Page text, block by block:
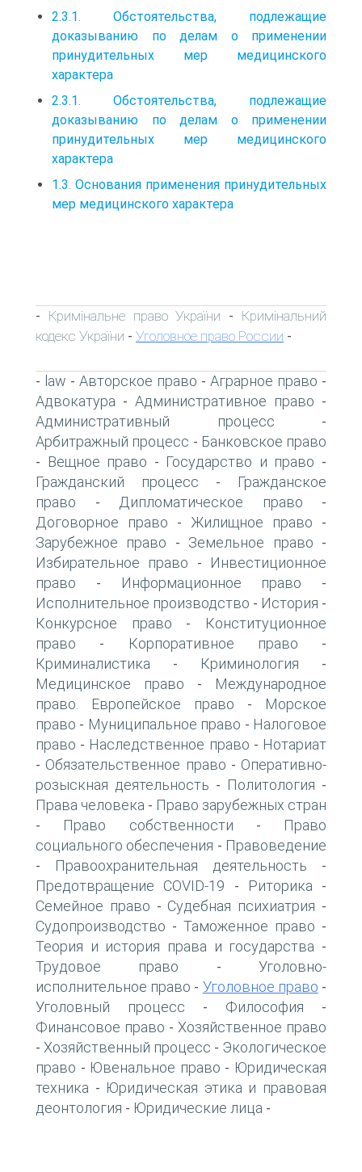
2.3.1. Обстоятельства, подлежащие
доказыванию по делам о применении
принудительных мер медицинского
характера
2.3.1. Обстоятельства, подлежащие
доказыванию по делам о применении
принудительных мер медицинского
характера
1.3. Основания применения принудительных
мер медицинского характера
- Кримінальне право України - Кримінальний
кодекс України - Уголовное право России -
- law - Авторское право - Аграрное право -
Адвокатура - Административное право -
Административный процесс -
Арбитражный процесс - Банковское право
- Вещное право - Государство и право -
Гражданский процесс -
Гражданское
право - Дипломатическое право -
Договорное право - Жилищное право -
Зарубежное право - Земельное право -
Избирательное право -
Инвестиционное
право - Информационное право -
Исполнительное производство - История -
Конкурсное право -
Конституционное
право - Корпоративное право -
Криминалистика - Криминология -
Медицинское право -
Международное
право. Европейское право -
Морское
право - Муниципальное право - Налоговое
право - Наследственное право - Нотариат
- Обязательственное право - Оперативно-
розыскная деятельность - Политология -
Права человека - Право зарубежных стран
- Право собственности -
Право
социального обеспечения - Правоведение
- Правоохранительная деятельность -
Предотвращение COVID-19 - Риторика -
Семейное право - Судебная психиатрия -
Судопроизводство - Таможенное право -
Теория и история права и государства -
Трудовое право -Уголовно-
исполнительное право - Уголовное право -
Уголовный процесс - Философия -
Финансовое право - Хозяйственное право
- Хозяйственный процесс - Экологическое
право - Ювенальное право - Юридическая
техника - Юридическая этика и правовая
деонтология - Юридические лица -